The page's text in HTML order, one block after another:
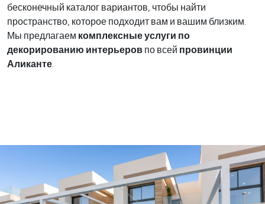
бесконечный каталог вариантов, чтобы найти
пространство, которое подходит вам и вашим близким.
Мы предлагаем комплексные услуги по
декорированию интерьеровпо всей провинции
Аликанте.